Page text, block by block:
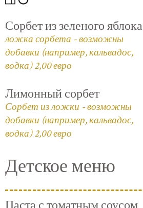
Сорбет из зеленого яблока
ложка сорбета - возможны
добавки (например, кальвадос,
водка) 2,00 евро
Лимонный сорбет
Сорбет из ложки - возможны
добавки (например, кальвадос,
водка) 2,00 евро
Детское меню